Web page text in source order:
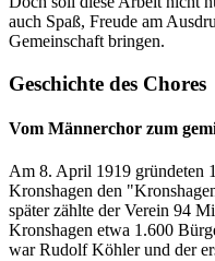
auch Spaß, Freude am
Gemeinschaft bringen.
Geschichte des Chores
Vom Männerchor zum
Am 8. April 1919 gründeten
Kronshagen den
später zählte der Verein 94
Kronshagen etwa 1.600
war Rudolf Köhler und der